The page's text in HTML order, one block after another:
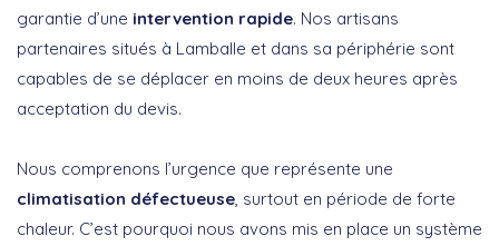
garantie d’une intervention rapide. Nos artisans
partenaires situés à Lamballe et dans sa périphérie sont
capables de se déplacer en moins de deux heures après
acceptation du devis.
Nous comprenons l’urgence que représente une
climatisation défectueuse , surtout en période de forte
chaleur. C’est pourquoi nous avons mis en place un système